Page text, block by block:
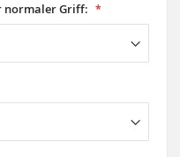
normaler Griff: